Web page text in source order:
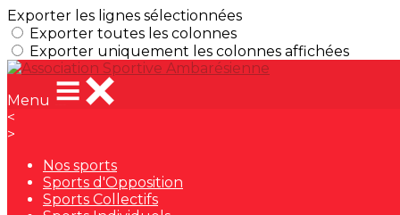
Exporter les lignes sélectionnées
Exporter toutes les colonnes
Exporter uniquement les colonnes affichées
Menu
<
>
Nos sports
Sports d'Opposition
Sports Collectifs